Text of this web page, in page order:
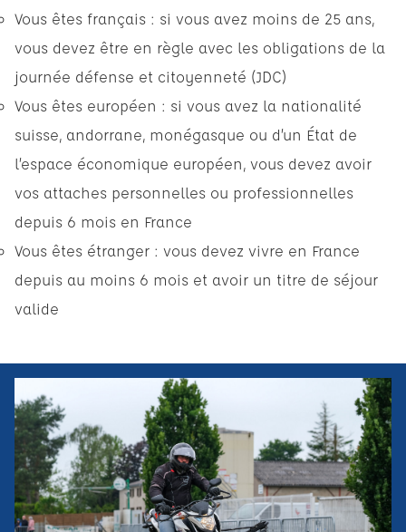
Vous êtes français : si vous avez moins de 25 ans,
vous devez être en règle avec les obligations de la
journée défense et citoyenneté (JDC)
Vous êtes européen : si vous avez la nationalité
suisse, andorrane, monégasque ou d’un État de
l’espace économique européen, vous devez avoir
vos attaches personnelles ou professionnelles
depuis 6 mois en France
Vous êtes étranger : vous devez vivre en France
depuis au moins 6 mois et avoir un titre de séjour
valide